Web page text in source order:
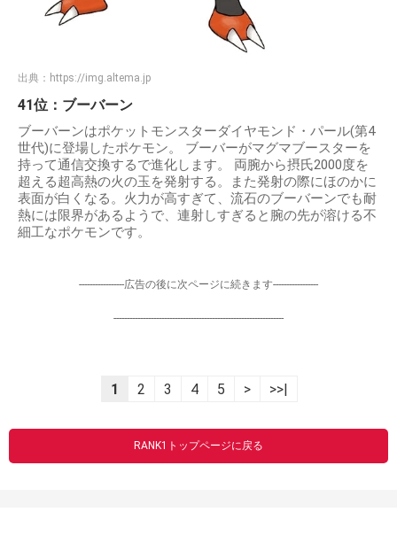
出典： https://img.altema.jp
41位：ブーバーン
ブーバーンはポケットモンスターダイヤモンド・パール(第4
世代)に登場したポケモン。 ブーバーがマグマブースターを
持って通信交換するで進化します。 両腕から摂氏2000度を
超える超高熱の火の玉を発射する。また発射の際にほのかに
表面が白くなる。火力が高すぎて、流石のブーバーンでも耐
熱には限界があるようで、連射しすぎると腕の先が溶ける不
細工なポケモンです。
-----------------広告の後に次ページに続きます-----------------
----------------------------------------------------------------
1 2 3 4 5 > >>|
RANK1トップページに戻る